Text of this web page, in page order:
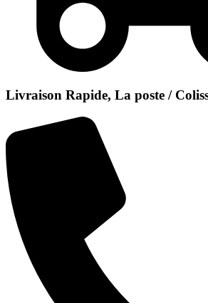
Livraison Rapide, La poste /